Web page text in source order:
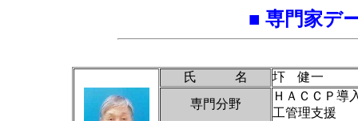
■ 専門家デ
氏 名
圷 健一
専門分野
ＨＡＣＣＰ導
工管理支援